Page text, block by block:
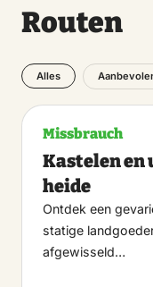
Routen
Alles
Missbrauch
Kastelen
heide
Ontdek een
statige
afgewisseld…